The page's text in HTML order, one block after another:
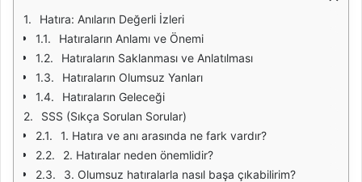
Hatıra: Anıların Değerli İzleri
Hatıraların Anlamı ve Önemi
Hatıraların Saklanması ve Anlatılması
Hatıraların Olumsuz Yanları
Hatıraların Geleceği
SSS (Sıkça Sorulan Sorular)
1. Hatıra ve anı arasında ne fark vardır?
2. Hatıralar neden önemlidir?
3. Olumsuz hatıralarla nasıl başa çıkabilirim?